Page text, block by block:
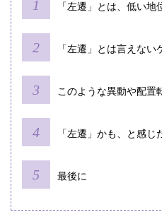
「左遷」とは、低い地
「左遷」とは言えない
このような異動や配置
「左遷」かも、と感じ
最後に